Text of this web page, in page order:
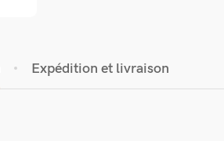
Expédition et livraison